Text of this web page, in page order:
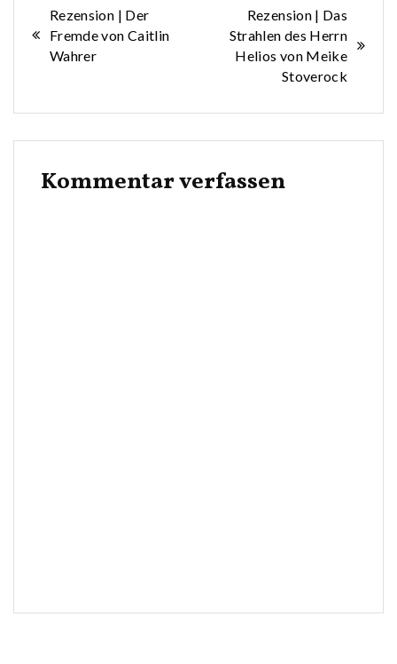
Beitragsnavigation
Rezension | Der
Fremde von Caitlin
Wahrer
Rezension | Das
Strahlen des Herrn
Helios von Meike
Stoverock
Kommentar verfassen